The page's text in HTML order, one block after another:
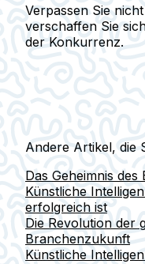
Verpassen Sie
verschaffen Sie
der Konkurrenz.
Andere Artikel, die
Das Geheimnis
Künstliche
erfolgreich ist
Die Revolution der
Branchenzukunft
Künstliche